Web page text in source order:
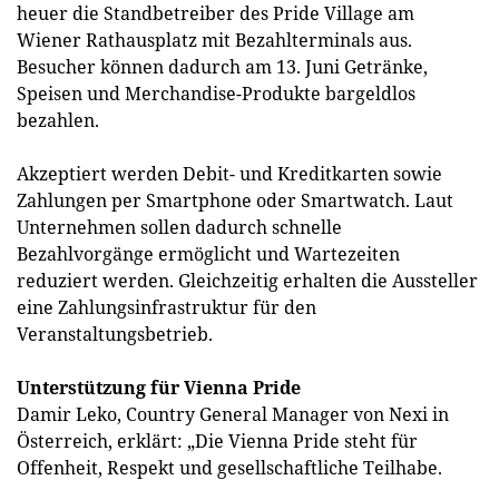
heuer die Standbetreiber des Pride Village am
Wiener Rathausplatz mit Bezahlterminals aus.
Besucher können dadurch am 13. Juni Getränke,
Speisen und Merchandise-Produkte bargeldlos
bezahlen.
Akzeptiert werden Debit- und Kreditkarten sowie
Zahlungen per Smartphone oder Smartwatch. Laut
Unternehmen sollen dadurch schnelle
Bezahlvorgänge ermöglicht und Wartezeiten
reduziert werden. Gleichzeitig erhalten die Aussteller
eine Zahlungsinfrastruktur für den
Veranstaltungsbetrieb.
Unterstützung für Vienna Pride
Damir Leko, Country General Manager von Nexi in
Österreich, erklärt: „Die Vienna Pride steht für
Offenheit, Respekt und gesellschaftliche Teilhabe.